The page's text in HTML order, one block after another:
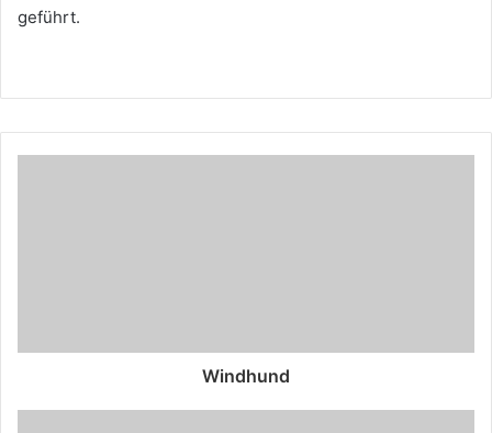
geführt.
Windhund